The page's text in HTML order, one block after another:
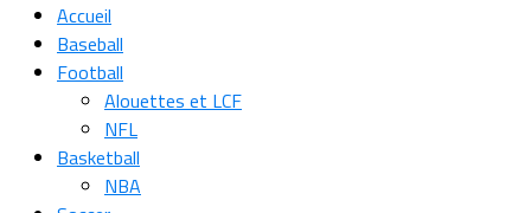
Accueil
Baseball
Football
Alouettes et LCF
NFL
Basketball
NBA